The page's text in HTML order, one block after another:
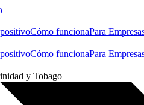
Cómo funcionaPara
Cómo funcionaPara
y Tobago